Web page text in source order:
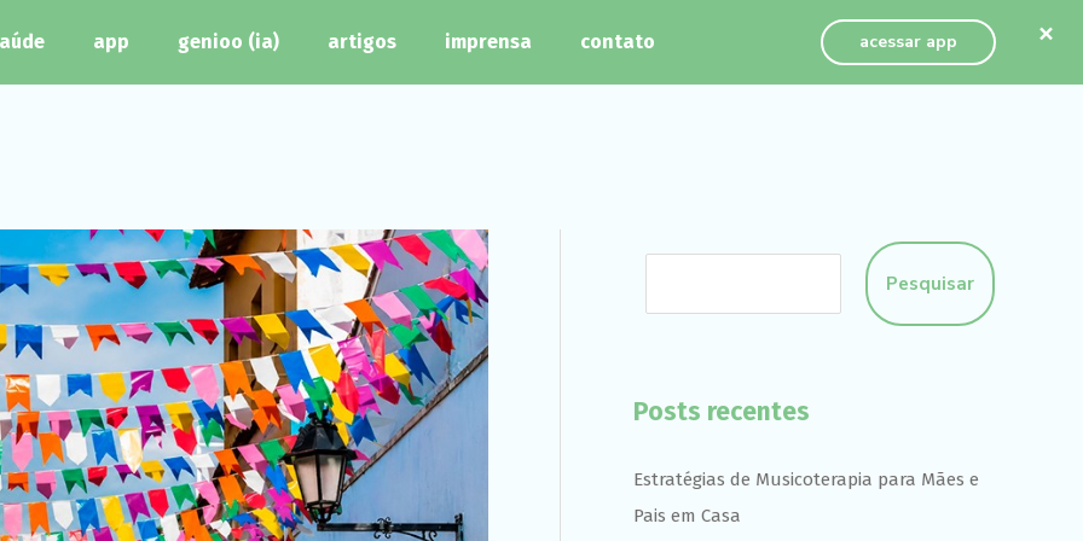
app genioo (ia) artigos imprensa contato acessar app
Pesquisar
Posts recentes
Estratégias de Musicoterapia para Mães e
Pais em Casa
×